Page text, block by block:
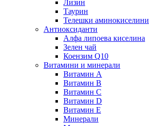
Лизин
Таурин
Телешки аминокиселини
Антиоксиданти
Алфа липоева киселина
Зелен чай
Коензим Q10
Витамини и минерали
Витамин А
Витамин B
Витамин C
Витамин D
Витамин E
Минерали